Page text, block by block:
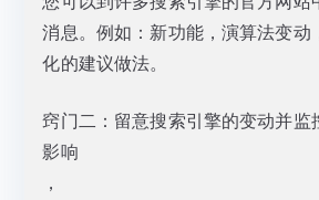
消息。例如：新功能，演算法变动
化的建议做法。
窍门二：留意搜索引擎的变动并监
影响
，